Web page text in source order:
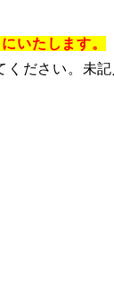
いたします。
ださい。未